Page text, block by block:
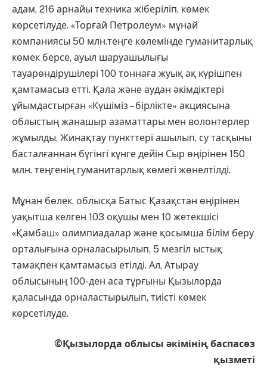
адам, 216 арнайы техника жіберіліп, көмек
көрсетілуде. «Торғай Петролеум» мұнай
компаниясы 50 млн.теңге көлемінде гуманитарлық
көмек берсе, ауыл шаруашылығы
тауарөндірушілері 100 тоннаға жуық ақ күрішпен
қамтамасыз етті. Қала және аудан әкімдіктері
ұйымдастырған «Күшіміз – бірлікте» акциясына
облыстың жанашыр азаматтары мен волонтерлер
жұмылды. Жинақтау пункттері ашылып, су тасқыны
басталғаннан бүгінгі күнге дейін Сыр өңірінен 150
млн. теңгенің гуманитарлық көмегі жөнелтілді.
Мұнан бөлек, облысқа Батыс Қазақстан өңірінен
уақытша келген 103 оқушы мен 10 жетекшісі
«Қамбаш» олимпиадалар және қосымша білім беру
орталығына орналасырылып, 5 мезгіл ыстық
тамақпен қамтамасыз етілді. Ал, Атырау
облысының 100-ден аса тұрғыны Қызылорда
қаласында орналастырылып, тиісті көмек
көрсетілуде.
©Қызылорда облысы әкімінің баспасөз
қызметі